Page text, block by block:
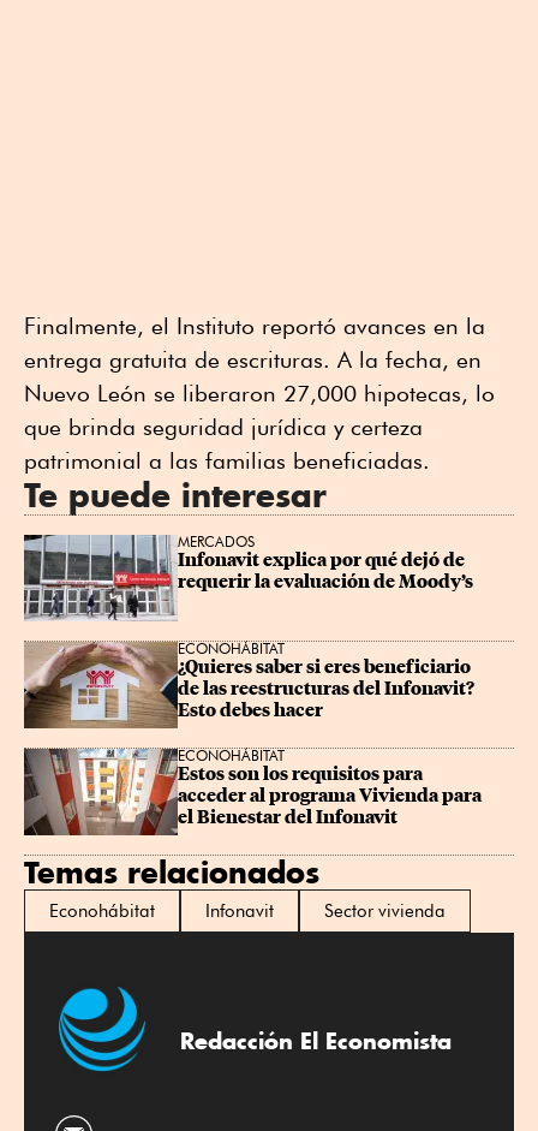
Finalmente, el Instituto reportó avances en la
entrega gratuita de escrituras. A la fecha, en
Nuevo León se liberaron 27,000 hipotecas, lo
que brinda seguridad jurídica y certeza
patrimonial a las familias beneficiadas.
Te puede interesar
MERCADOS
Infonavit explica por qué dejó de
requerir la evaluación de Moody’s
ECONOHÁBITAT
¿Quieres saber si eres beneficiario
de las reestructuras del Infonavit?
Esto debes hacer
ECONOHÁBITAT
Estos son los requisitos para
acceder al programa Vivienda para
el Bienestar del Infonavit
Temas relacionados
Econohábitat Infonavit Sector vivienda
Redacción El Economista